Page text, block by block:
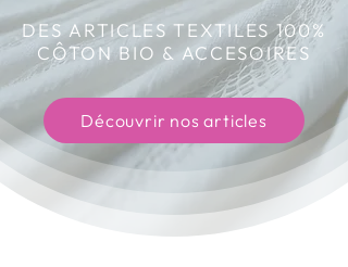
DES ARTICLES TEXTILES 100%
CÔTON BIO & ACCESOIRES
Découvrir nos articles